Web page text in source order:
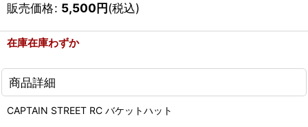
販売価格: 5,500円(税込)
在庫在庫わずか
商品詳細
CAPTAIN STREET RC バケットハット